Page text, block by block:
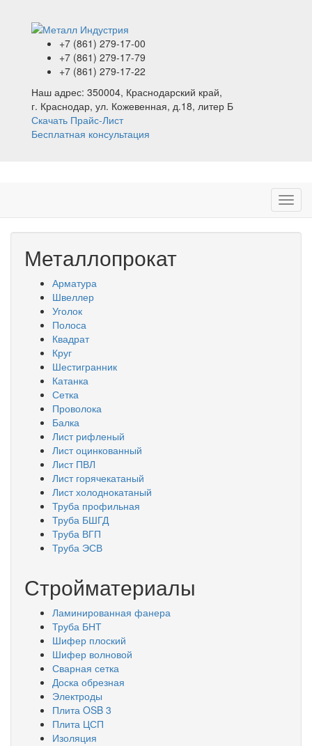
+7 (861) 279-17-00
+7 (861) 279-17-79
+7 (861) 279-17-22
Наш адрес: 350004, Краснодарский край,
г. Краснодар, ул. Кожевенная, д.18, литер Б
Скачать Прайс-Лист
Бесплатная консультация
Металлопрокат
Арматура
Швеллер
Уголок
Полоса
Квадрат
Круг
Шестигранник
Катанка
Сетка
Проволока
Балка
Лист рифленый
Лист оцинкованный
Лист ПВЛ
Лист горячекатаный
Лист холоднокатаный
Труба профильная
Труба БШГД
Труба ВГП
Труба ЭСВ
Стройматериалы
Ламинированная фанера
Труба БНТ
Шифер плоский
Шифер волновой
Сварная сетка
Доска обрезная
Электроды
Плита OSB 3
Плита ЦСП
Изоляция